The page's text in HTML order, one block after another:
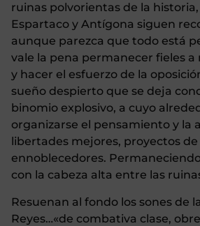
ruinas polvorientas de la
Espartaco y Antígona siguen
aunque parezca que todo está
vale la pena permanecer fieles
y hacer el esfuerzo de la
sueño despierto que se deja
binomio explosivo, a cuyo
organizarse el pensamiento y la
libertades mejores, proyectos
ennoblecedores.
con la cabeza alta entre las
Resuenan al fondo los sones de
Reyes…«de combativa clase,